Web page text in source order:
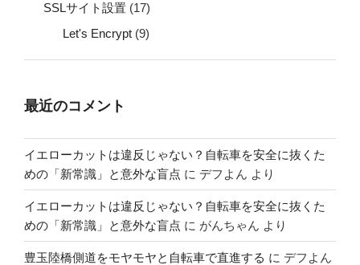
SSLサイト設置 (17)
Let's Encrypt (9)
最近のコメント
イエローカットは違反じゃない？自転車を安全に抜くた
めの「新常識」と意外な盲点 に デフよん より
イエローカットは違反じゃない？自転車を安全に抜くた
めの「新常識」と意外な盲点 に がんちゃん より
豊玉陸橋側道をモヤモヤと自転車で直進する に デフよん